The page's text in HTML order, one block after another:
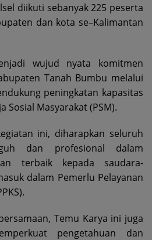
diikuti sebanyak 225 peserta
dan kota se–Kalimantan
wujud nyata komitmen
Tanah Bumbu melalui
peningkatan kapasitas
Sosial Masyarakat (PSM).
ini, diharapkan seluruh
dan profesional dalam
terbaik kepada saudara-
dalam Pemerlu Pelayanan
Temu Karya ini juga
pengetahuan dan